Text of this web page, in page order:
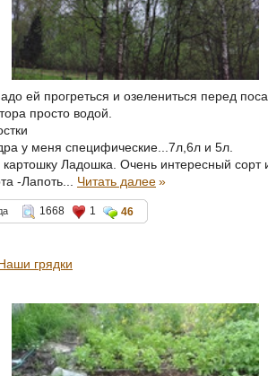
ей прогреться и озелениться перед
просто водой.
у меня специфические...7л,6л и 5л.
Ладошка. Очень интересный сорт
-Лапоть... Читать далее»
1668 1 46
грядки